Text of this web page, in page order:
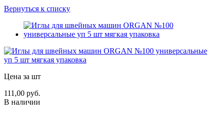
Вернуться к списку
Цена за шт
111,00 руб.
В наличии